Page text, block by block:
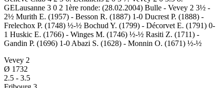
GELausanne 3 0 2 1ère ronde: (28.02.2004) Bulle - Vevey 2 3½ -
2½ Murith E. (1957) - Besson R. (1887) 1-0 Ducrest P. (1888) -
Frelechox P. (1748) ½-½ Bochud Y. (1799) - Décorvet E. (1791) 0-
1 Huskic E. (1766) - Winges M. (1746) ½-½ Rasiti Z. (1711) -
Gandin P. (1696) 1-0 Abazi S. (1628) - Monnin O. (1671) ½-½
Vevey 2
Ø 1732
2.5 - 3.5